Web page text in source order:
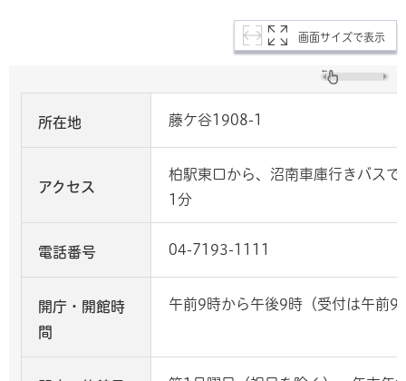
画面サイズで表示
所在地 藤ケ谷1908-1
アクセス
柏駅東口から、沼南車庫行きバス
1分
電話番号 04-7193-1111
開庁・開館時
間
午前9時から午後9時（受付は午前9